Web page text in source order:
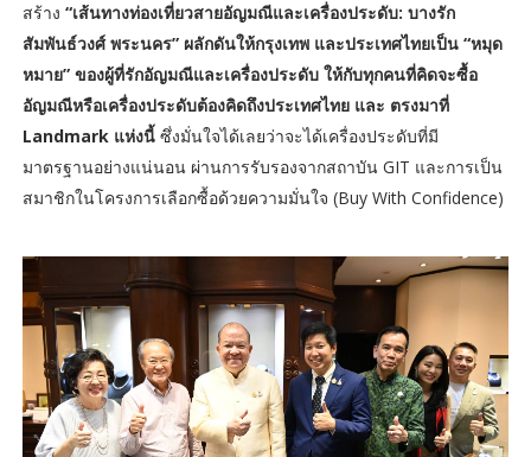
สร้าง “เส้นทางท่องเที่ยวสายอัญมณีและเครื่องประดับ: บางรัก
สัมพันธ์วงศ์ พระนคร” ผลักดันให้กรุงเทพ และประเทศไทยเป็น “หมุด
หมาย” ของผู้ที่รักอัญมณีและเครื่องประดับ ให้กับทุกคนที่คิดจะซื้อ
อัญมณีหรือเครื่องประดับต้องคิดถึงประเทศไทย และ ตรงมาที่
Landmark แห่งนี้ซึ่งมั่นใจได้เลยว่าจะได้เครื่องประดับที่มี
มาตรฐานอย่างแน่นอน ผ่านการรับรองจากสถาบัน GIT และการเป็น
สมาชิกในโครงการเลือกซื้อด้วยความมั่นใจ (Buy With Confidence)